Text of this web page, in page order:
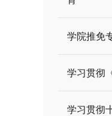
学院推免
学习贯彻
学习贯彻